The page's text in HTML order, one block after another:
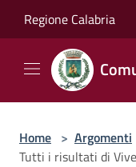
Regione Calabria
Home > Argomenti
Tutti i risultati di